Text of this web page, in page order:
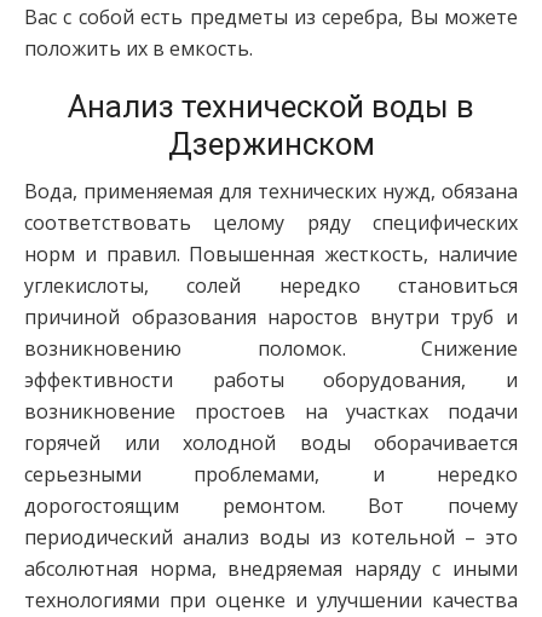
Вас с собой есть предметы из серебра, Вы можете
положить их в емкость.
Анализ технической воды в
Дзержинском
Вода, применяемая для технических нужд, обязана
соответствовать целому ряду специфических
норм и правил. Повышенная жесткость, наличие
углекислоты, солей нередко становиться
причиной образования наростов внутри труб и
возникновению поломок. Снижение
эффективности работы оборудования, и
возникновение простоев на участках подачи
горячей или холодной воды оборачивается
серьезными проблемами, и нередко
дорогостоящим ремонтом. Вот почему
периодический анализ воды из котельной – это
абсолютная норма, внедряемая наряду с иными
технологиями при оценке и улучшении качества